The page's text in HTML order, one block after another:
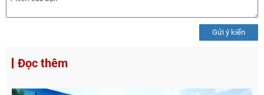
Gửi ý kiến
Đọc thêm